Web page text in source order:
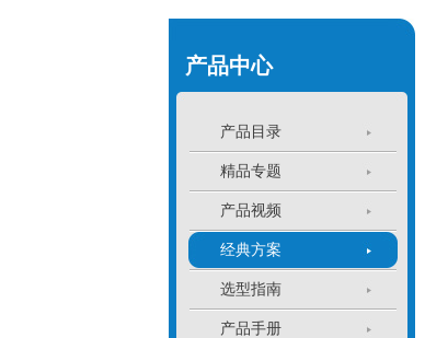
产品中心
产品目录
精品专题
产品视频
经典方案
选型指南
产品手册